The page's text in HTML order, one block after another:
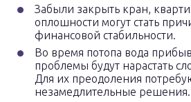
Забыли закрыть кран,
оплошности могут стать
финансовой стабильности.
Во время потопа вода
проблемы будут нарастать
Для их преодоления
незамедлительные решения.